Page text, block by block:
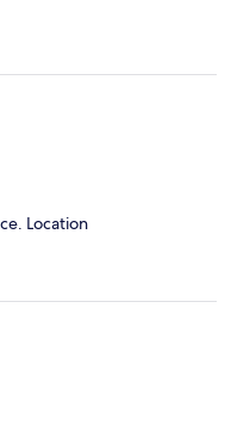
Location